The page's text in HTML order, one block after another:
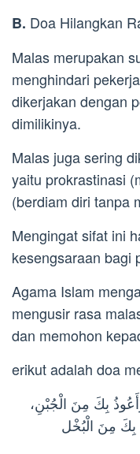
B. Doa Hilangkan
Malas merupakan
menghindari
dikerjakan dengan
dimilikinya.
Malas juga sering
yaitu prokrastinasi
(berdiam diri tanpa
Mengingat sifat ini
kesengsaraan bagi
Agama Islam
mengusir rasa
dan memohon
erikut adalah doa
بِكَ مِنَ الْجُبْنِ،
بِكَ مِنَ الْبُخْل